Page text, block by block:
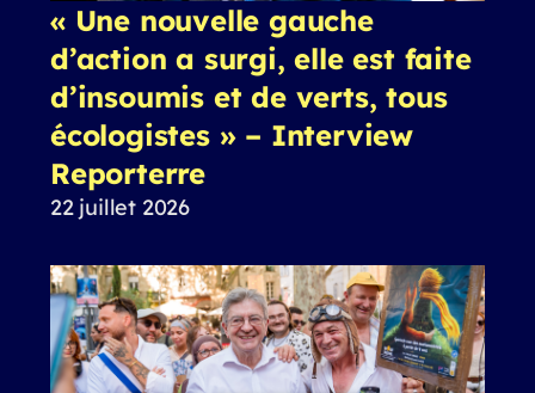
« Une nouvelle gauche
d’action a surgi, elle est faite
d’insoumis et de verts, tous
écologistes » – Interview
Reporterre
22 juillet 2026